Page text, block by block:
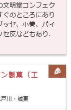
明堂コンフェク
ぐのところにあり
セ、小巻、パイ
皮などもあり、
製菓（工
川・城東